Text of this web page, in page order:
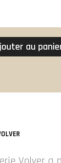
au